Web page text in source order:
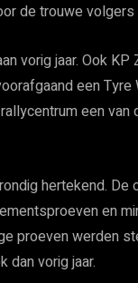
de trouwe volgers
vorig jaar. Ook
een
een
hertekend.
en
proeven werden
dan vorig jaar.